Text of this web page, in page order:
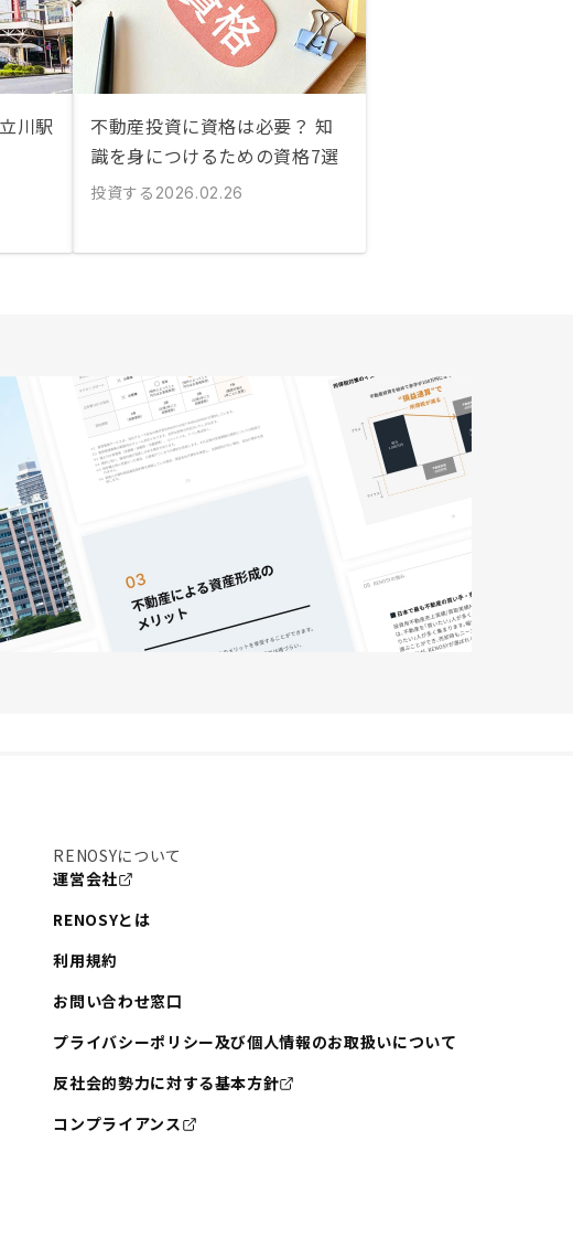
川駅
不動産投資に資格は必要？ 知
識を身につけるための資格7選
投資する 2026.02.26
RENOSYについて
運営会社
RENOSYとは
利用規約
お問い合わせ窓口
プライバシーポリシー及び個人情報のお取扱いについて
反社会的勢力に対する基本方針
コンプライアンス